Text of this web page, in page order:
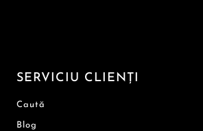
SERVICIU CLIENȚI
Caută
Blog